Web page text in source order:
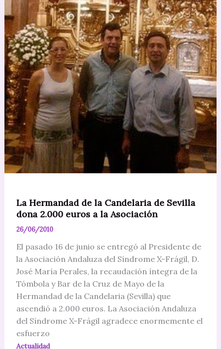
La Hermandad de la Candelaria de Sevilla
dona 2.000 euros a la Asociación
26/06/2010
El pasado 16 de junio se entregó al Presidente de
la Asociación Andaluza del Síndrome X-Frágil, D.
José María Perales, la recaudación íntegra de la
Tómbola y Bar de la Cruz de Mayo de la
Hermandad de la Candelaria (Sevilla) que
ascendió a 2.000 euros. La Asociación Andaluza
del Síndrome X-Frágil agradece enormemente el
esfuerzo
Actualidad